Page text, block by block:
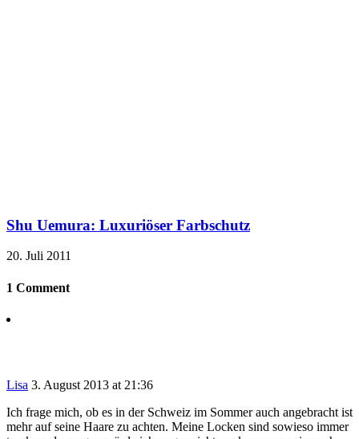
Shu Uemura: Luxuriöser Farbschutz
20. Juli 2011
1 Comment
Lisa 3. August 2013 at 21:36
Ich frage mich, ob es in der Schweiz im Sommer auch angebracht ist
mehr auf seine Haare zu achten. Meine Locken sind sowieso immer